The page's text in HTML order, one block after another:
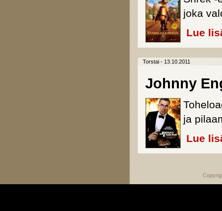
joka
Lue
Torstai - 13.10.2011
Johnny
ja
Lue